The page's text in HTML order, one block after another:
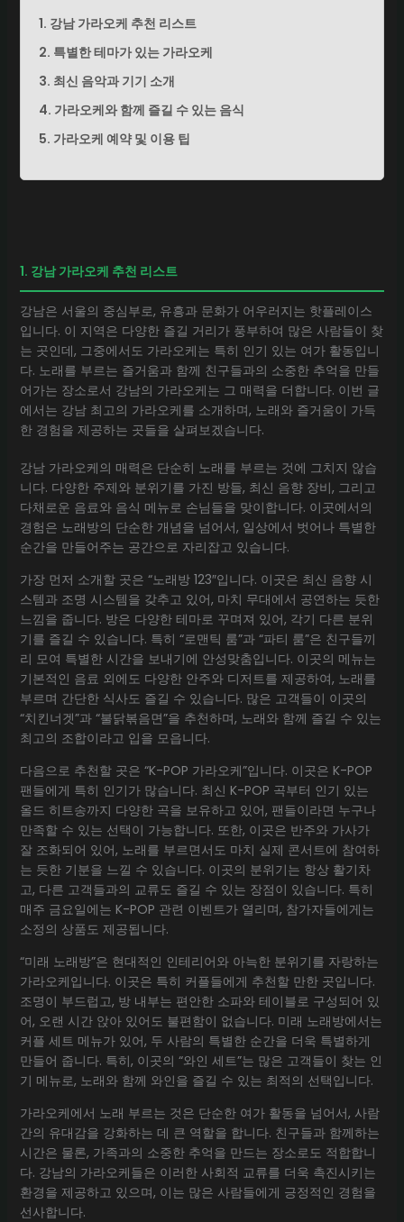
1. 강남 가라오케 추천 리스트
2. 특별한 테마가 있는 가라오케
3. 최신 음악과 기기 소개
4. 가라오케와 함께 즐길 수 있는 음식
5. 가라오케 예약 및 이용 팁
1. 강남 가라오케 추천 리스트
강남은 서울의 중심부로, 유흥과 문화가 어우러지는 핫플레이스
입니다. 이 지역은 다양한 즐길 거리가 풍부하여 많은 사람들이 찾
는 곳인데, 그중에서도 가라오케는 특히 인기 있는 여가 활동입니
다. 노래를 부르는 즐거움과 함께 친구들과의 소중한 추억을 만들
어가는 장소로서 강남의 가라오케는 그 매력을 더합니다. 이번 글
에서는 강남 최고의 가라오케를 소개하며, 노래와 즐거움이 가득
한 경험을 제공하는 곳들을 살펴보겠습니다.
강남 가라오케의 매력은 단순히 노래를 부르는 것에 그치지 않습
니다. 다양한 주제와 분위기를 가진 방들, 최신 음향 장비, 그리고
다채로운 음료와 음식 메뉴로 손님들을 맞이합니다. 이곳에서의
경험은 노래방의 단순한 개념을 넘어서, 일상에서 벗어나 특별한
순간을 만들어주는 공간으로 자리잡고 있습니다.
가장 먼저 소개할 곳은 “노래방 123″입니다. 이곳은 최신 음향 시
스템과 조명 시스템을 갖추고 있어, 마치 무대에서 공연하는 듯한
느낌을 줍니다. 방은 다양한 테마로 꾸며져 있어, 각기 다른 분위
기를 즐길 수 있습니다. 특히 “로맨틱 룸”과 “파티 룸”은 친구들끼
리 모여 특별한 시간을 보내기에 안성맞춤입니다. 이곳의 메뉴는
기본적인 음료 외에도 다양한 안주와 디저트를 제공하여, 노래를
부르며 간단한 식사도 즐길 수 있습니다. 많은 고객들이 이곳의
“치킨너겟”과 “불닭볶음면”을 추천하며, 노래와 함께 즐길 수 있는
최고의 조합이라고 입을 모읍니다.
다음으로 추천할 곳은 “K-POP 가라오케”입니다. 이곳은 K-POP
팬들에게 특히 인기가 많습니다. 최신 K-POP 곡부터 인기 있는
올드 히트송까지 다양한 곡을 보유하고 있어, 팬들이라면 누구나
만족할 수 있는 선택이 가능합니다. 또한, 이곳은 반주와 가사가
잘 조화되어 있어, 노래를 부르면서도 마치 실제 콘서트에 참여하
는 듯한 기분을 느낄 수 있습니다. 이곳의 분위기는 항상 활기차
고, 다른 고객들과의 교류도 즐길 수 있는 장점이 있습니다. 특히
매주 금요일에는 K-POP 관련 이벤트가 열리며, 참가자들에게는
소정의 상품도 제공됩니다.
“미래 노래방”은 현대적인 인테리어와 아늑한 분위기를 자랑하는
가라오케입니다. 이곳은 특히 커플들에게 추천할 만한 곳입니다.
조명이 부드럽고, 방 내부는 편안한 소파와 테이블로 구성되어 있
어, 오랜 시간 앉아 있어도 불편함이 없습니다. 미래 노래방에서는
커플 세트 메뉴가 있어, 두 사람의 특별한 순간을 더욱 특별하게
만들어 줍니다. 특히, 이곳의 “와인 세트”는 많은 고객들이 찾는 인
기 메뉴로, 노래와 함께 와인을 즐길 수 있는 최적의 선택입니다.
가라오케에서 노래 부르는 것은 단순한 여가 활동을 넘어서, 사람
간의 유대감을 강화하는 데 큰 역할을 합니다. 친구들과 함께하는
시간은 물론, 가족과의 소중한 추억을 만드는 장소로도 적합합니
다. 강남의 가라오케들은 이러한 사회적 교류를 더욱 촉진시키는
환경을 제공하고 있으며, 이는 많은 사람들에게 긍정적인 경험을
선사합니다.